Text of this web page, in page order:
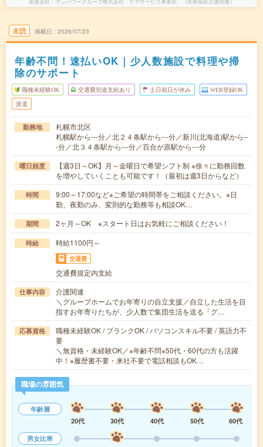
未読 掲載日 2026/07/23
年齢不問！速払いOK｜少人数施設で料理や掃
除のサポート
職種未経験OK 交通費別途支給あり 土日祝日が休み WEB登録OK
派遣
勤務地
札幌市北区
札幌駅から---分／北２４条駅から---分／新川(北海道)駅から--
-分／北３４条駅から---分／百合が原駅から---分
曜日頻度
【週3日～OK】月～金曜日で希望シフト制 ※徐々に勤務回数
を増やしていくことも可能です！（最初は週3日からなど）
時間
9:00～17:00など※ご希望の時間帯をご相談ください。※日
勤、夜勤のみ、変則的な勤務等も相談OK…
期間 2ヶ月～OK ※スタート日はお気軽にご相談ください！
時給 時給1100円～
交通費
交通費規定内支給
仕事内容
介護関連
＼グループホームでお年寄りの自立支援／自立した生活を目
指すお年寄りたちが、少人数で集団生活を送る「グ…
応募資格
職種未経験OK / ブランクOK / パソコンスキル不要 / 英語力不
要
＼無資格・未経験OK／※年齢不問※50代・60代の方も活躍
中！※履歴書不要・来社不要で電話相談もOK…
職場の雰囲気
年齢層
20代
30代 40代 50代
60代
男女比率